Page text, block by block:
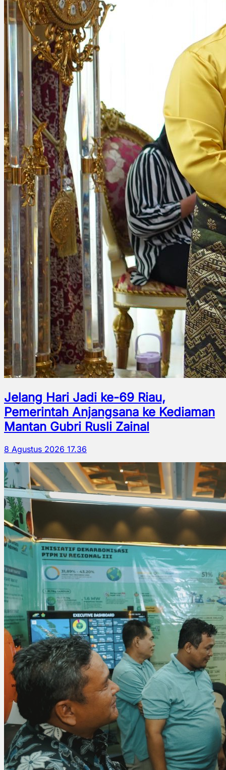
Jelang Hari Jadi ke-69 Riau,
Pemerintah Anjangsana ke Kediaman
Mantan Gubri Rusli Zainal
8 Agustus 2026 17.36